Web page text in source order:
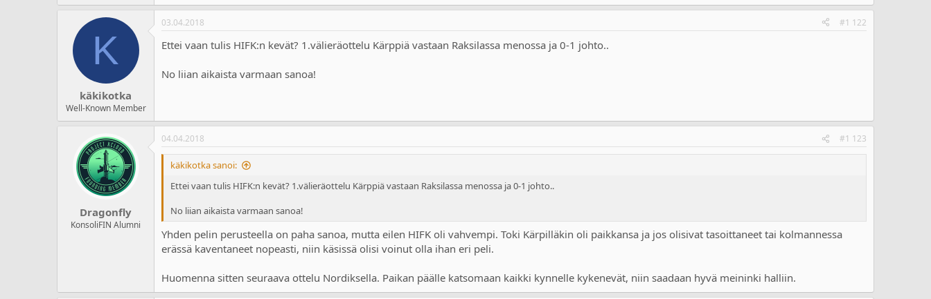
a
a
m
K
käkikotka
Well-Known Member
03.04.2018 #1 122
Ettei vaan tulis HIFK:n kevät? 1.välieräottelu Kärppiä vastaan Raksilassa menossa ja 0-1 johto..
No liian aikaista varmaan sanoa!
Dragonfly
KonsoliFIN Alumni
04.04.2018 #1 123
käkikotka sanoi:
Ettei vaan tulis HIFK:n kevät? 1.välieräottelu Kärppiä vastaan Raksilassa menossa ja 0-1 johto..
No liian aikaista varmaan sanoa!
Yhden pelin perusteella on paha sanoa, mutta eilen HIFK oli vahvempi. Toki Kärpilläkin oli paikkansa ja jos olisivat tasoittaneet tai kolmannessa
erässä kaventaneet nopeasti, niin käsissä olisi voinut olla ihan eri peli.
Huomenna sitten seuraava ottelu Nordiksella. Paikan päälle katsomaan kaikki kynnelle kykenevät, niin saadaan hyvä meininki halliin.